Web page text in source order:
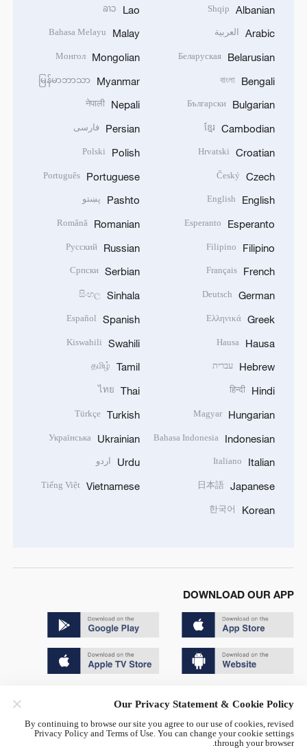
Albanian
Shqip
Arabic العربية
Belarusian
Беларуская
Bengali
বাংলা
Bulgarian
Български
Cambodian
ខ្មែរ
Croatian
Hrvatski
Czech
Český
English
English
Esperanto
Esperanto
Filipino
Filipino
French
Français
German
Deutsch
Greek
Ελληνικά
Hausa
Hausa
Hebrew עברית
Hindi
हिन्दी
Hungarian
Magyar
Indonesian
Bahasa Indonesia
Italian
Italiano
Japanese
日本語
Korean
한국어
Lao
ລາວ
Malay
Bahasa Melayu
Mongolian
Монгол
Myanmar
မြန်မာဘာသာ
Nepali
नेपाली
Persian فارسی
Polish
Polski
Portuguese
Português
Pashto پښتو
Romanian
Română
Russian
Русский
Serbian
Српски
Sinhala
සිංහල
Spanish
Español
Swahili
Kiswahili
Tamil
தமிழ்
Thai
ไทย
Turkish
Türkçe
Ukrainian
Українська
Urdu اردو
Vietnamese
Tiếng Việt
DOWNLOAD OUR APP
京ICP备20000184号
京公网安备 11010502050052号
Our Privacy Statement & Cookie Policy
By continuing to browse our site you agree to our use of cookies, revised
Privacy Policy and Terms of Use. You can change your cookie settings
through your browser.